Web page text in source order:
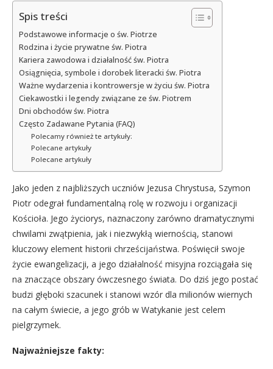
Spis treści
Podstawowe informacje o św. Piotrze
Rodzina i życie prywatne św. Piotra
Kariera zawodowa i działalność św. Piotra
Osiągnięcia, symbole i dorobek literacki św. Piotra
Ważne wydarzenia i kontrowersje w życiu św. Piotra
Ciekawostki i legendy związane ze św. Piotrem
Dni obchodów św. Piotra
Często Zadawane Pytania (FAQ)
Polecamy również te artykuły:
Polecane artykuły
Polecane artykuły
Jako jeden z najbliższych uczniów Jezusa Chrystusa, Szymon
Piotr odegrał fundamentalną rolę w rozwoju i organizacji
Kościoła. Jego życiorys, naznaczony zarówno dramatycznymi
chwilami zwątpienia, jak i niezwykłą wiernością, stanowi
kluczowy element historii chrześcijaństwa. Poświęcił swoje
życie ewangelizacji, a jego działalność misyjna rozciągała się
na znaczące obszary ówczesnego świata. Do dziś jego postać
budzi głęboki szacunek i stanowi wzór dla milionów wiernych
na całym świecie, a jego grób w Watykanie jest celem
pielgrzymek.
Najważniejsze fakty: